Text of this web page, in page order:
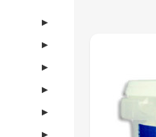
BILLES